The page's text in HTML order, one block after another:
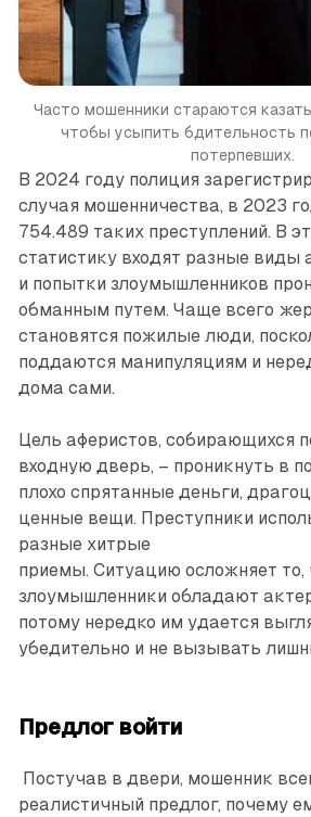
Часто мошенники стараются
чтобы усыпить бдительность
потерпевших.
В 2024 году полиция
случая мошенничества, в 2023
754.489 таких преступлений. В
статистику входят разные виды
и попытки злоумышленников
обманным путем. Чаще всего
становятся пожилые люди,
поддаются манипуляциям и
дома сами.
Цель аферистов, собирающихся
входную дверь, – проникнуть в
плохо спрятанные деньги,
ценные вещи. Преступники
разные хитрые
приемы. Ситуацию осложняет то,
злоумышленники обладают
потому нередко им удается
убедительно и не вызывать
Предлог войти
Постучав в двери, мошенник
реалистичный предлог, почему